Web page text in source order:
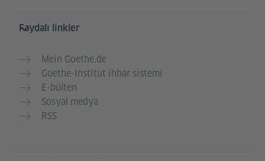
Faydalı linkler
Mein Goethe.de
Goethe-Institut ihbar sistemi
E-bülten
Sosyal medya
RSS